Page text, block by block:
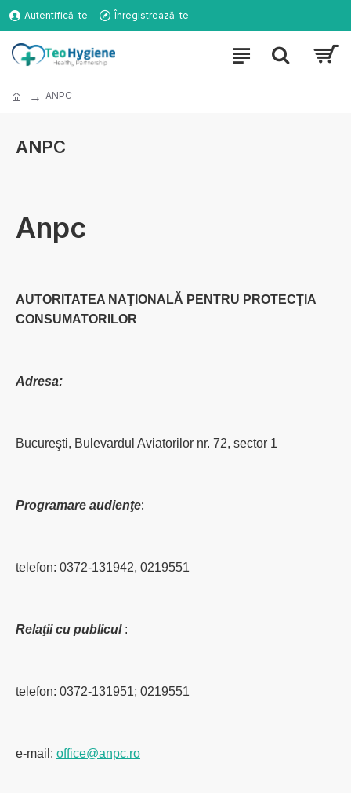
Autentifică-te Înregistrează-te
ANPC
ANPC
Anpc
AUTORITATEA NAŢIONALĂ PENTRU PROTECŢIA
CONSUMATORILOR
Adresa:
Bucureşti, Bulevardul Aviatorilor nr. 72, sector 1
Programare audienţe:
telefon: 0372-131942, 0219551
Relaţii cu publicul :
telefon: 0372-131951; 0219551
e-mail: office@anpc.ro